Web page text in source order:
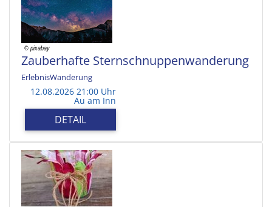
Zauberhafte Sternschnuppenwanderung
ErlebnisWanderung
12.08.2026 21:00 Uhr
Au am Inn
DETAIL